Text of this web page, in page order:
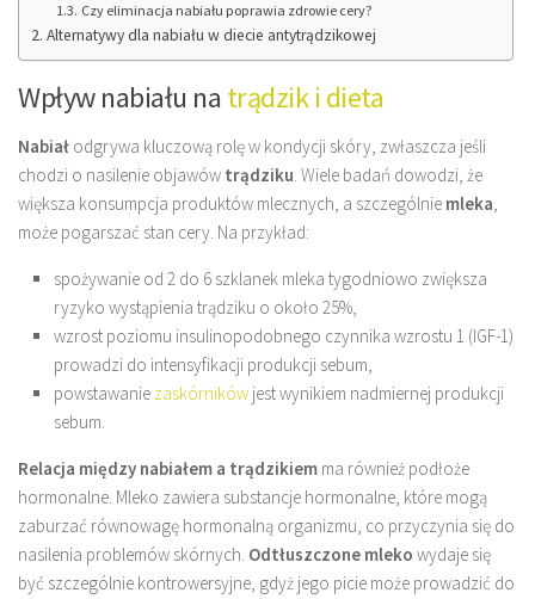
Czy eliminacja nabiału poprawia zdrowie cery?
Alternatywy dla nabiału w diecie antytrądzikowej
Wpływ nabiału na trądzik i dieta
Nabiał odgrywa kluczową rolę w kondycji skóry, zwłaszcza jeśli
chodzi o nasilenie objawów trądziku. Wiele badań dowodzi, że
większa konsumpcja produktów mlecznych, a szczególnie mleka,
może pogarszać stan cery. Na przykład:
spożywanie od 2 do 6 szklanek mleka tygodniowo zwiększa
ryzyko wystąpienia trądziku o około 25%,
wzrost poziomu insulinopodobnego czynnika wzrostu 1 (IGF-1)
prowadzi do intensyfikacji produkcji sebum,
powstawanie zaskórników jest wynikiem nadmiernej produkcji
sebum.
Relacja między nabiałem a trądzikiem ma również podłoże
hormonalne. Mleko zawiera substancje hormonalne, które mogą
zaburzać równowagę hormonalną organizmu, co przyczynia się do
nasilenia problemów skórnych. Odtłuszczone mleko wydaje się
być szczególnie kontrowersyjne, gdyż jego picie może prowadzić do